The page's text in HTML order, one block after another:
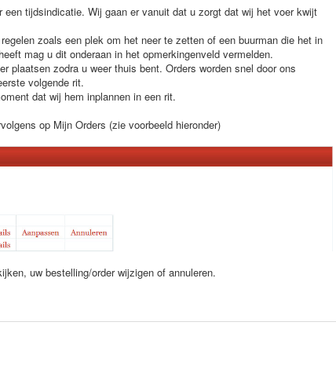
een tijdsindicatie. Wij gaan er vanuit dat u zorgt dat wij het voer kwijt
zoals een plek om het neer te zetten of een buurman die het in
mag u dit onderaan in het opmerkingenveld vermelden.
plaatsen zodra u weer thuis bent. Orders worden snel door ons
volgende rit.
dat wij hem inplannen in een rit.
op Mijn Orders (zie voorbeeld hieronder)
uw bestelling/order wijzigen of annuleren.